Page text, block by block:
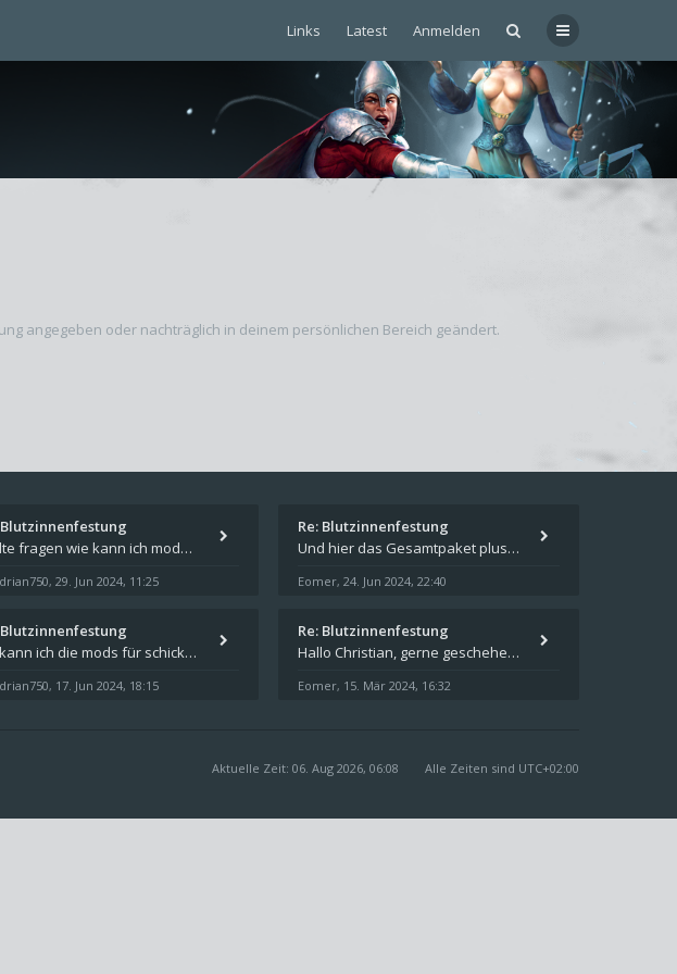
Links Latest Anmelden
angegeben oder nachträglich in deinem persönlichen Bereich geändert.
Blutzinnenfestung
wollte fragen wie kann ich mods für das spiel schicksalsklinge in das spieleverzeichnis kopieren und in welches
, 29. Jun 2024, 11:25
Re: Blutzinnenfestung
Und hier das Gesamtpaket plus Übersicht als Excel-Tabelle: https://forum.schicksalsklinge.com/viewtopic.php?f=239&t=156
Eomer, 24. Jun 2024, 22:40
Blutzinnenfestung
wo kann ich die mods für schicksalsklinge dsa downloaden
, 17. Jun 2024, 18:15
Re: Blutzinnenfestung
Hallo Christian, gerne geschehen! Ich freue mich, dass ich Dir weiterhelfen konnte - und das Forum weiter "lebt". Denn
Eomer, 15. Mär 2024, 16:32
Alle Zeiten sind UTC+02:00
Aktuelle Zeit: 06. Aug 2026, 06:08